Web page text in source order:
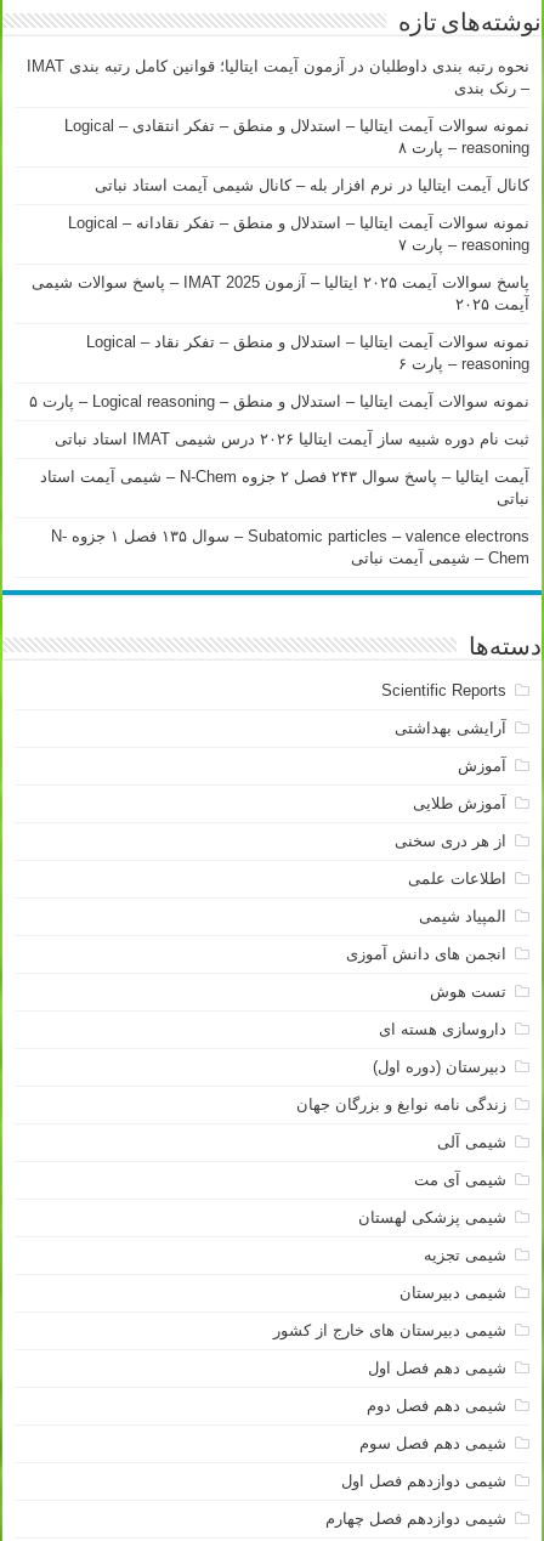
نوشته‌های تازه
نحوه رتبه بندی داوطلبان در آزمون آیمت ایتالیا؛ قوانین کامل رتبه بندی IMAT
– رنک بندی
نمونه سوالات آیمت ایتالیا – استدلال و منطق – تفکر انتقادی – Logical
reasoning – پارت ۸
کانال آیمت ایتالیا در نرم افزار بله – کانال شیمی آیمت استاد نباتی
نمونه سوالات آیمت ایتالیا – استدلال و منطق – تفکر نقادانه – Logical
reasoning – پارت ۷
پاسخ سوالات آیمت ۲۰۲۵ ایتالیا – آزمون IMAT 2025 – پاسخ سوالات شیمی
آیمت ۲۰۲۵
نمونه سوالات آیمت ایتالیا – استدلال و منطق – تفکر نقاد – Logical
reasoning – پارت ۶
نمونه سوالات آیمت ایتالیا – استدلال و منطق – Logical reasoning – پارت ۵
ثبت نام دوره شبیه ساز آیمت ایتالیا ۲۰۲۶ درس شیمی IMAT استاد نباتی
آیمت ایتالیا – پاسخ سوال ۲۴۳ فصل ۲ جزوه N-Chem – شیمی آیمت استاد
نباتی
Subatomic particles – valence electrons – سوال ۱۳۵ فصل ۱ جزوه N-
Chem – شیمی آیمت نباتی
دسته‌ها
Scientific Reports
آرایشی بهداشتی
آموزش
آموزش طلایی
از هر دری سخنی
اطلاعات علمی
المپیاد شیمی
انجمن های دانش آموزی
تست هوش
داروسازی هسته ای
دبیرستان (دوره اول)
زندگی نامه نوابغ و بزرگان جهان
شیمی آلی
شیمی آی مت
شیمی پزشکی لهستان
شیمی تجزیه
شیمی دبیرستان
شیمی دبیرستان های خارج از کشور
شیمی دهم فصل اول
شیمی دهم فصل دوم
شیمی دهم فصل سوم
شیمی دوازدهم فصل اول
شیمی دوازدهم فصل چهارم